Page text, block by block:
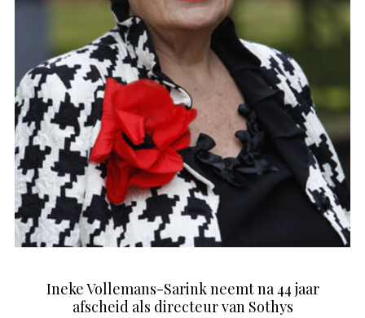
Ineke Vollemans-Sarink neemt na 44 jaar
afscheid als directeur van Sothys